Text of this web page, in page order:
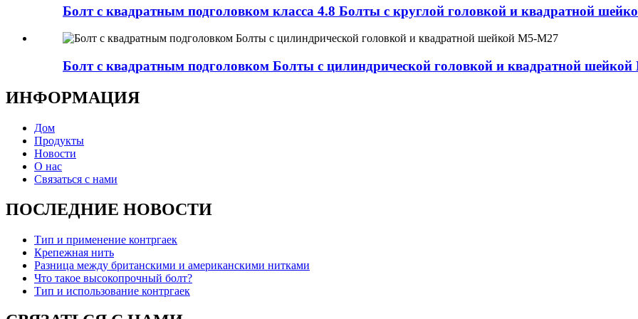
Болт с квадратным подголовком класса 4.8 Болты с круглой головкой и квадратной
Болт с квадратным подголовком Болты с цилиндрической головкой и квадратной шейкой
ИНФОРМАЦИЯ
Дом
Продукты
Новости
О нас
Связаться с нами
ПОСЛЕДНИЕ НОВОСТИ
Тип и применение контргаек
Крепежная нить
Разница между британскими и американскими нитками
Что такое высокопрочный болт?
Тип и использование контргаек